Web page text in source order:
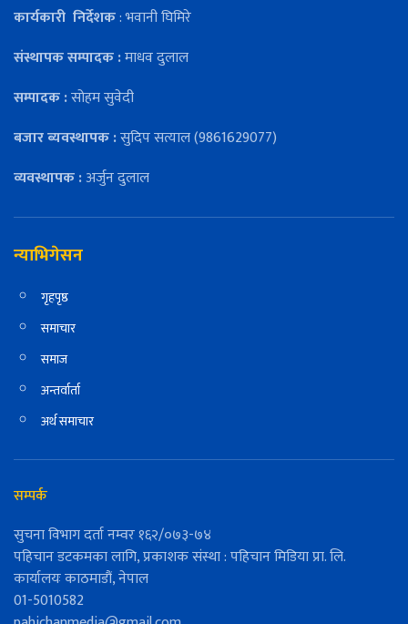
कार्यकारी निर्देशक: भवानी घिमिरे
संस्थापक सम्पादक :माधव दुलाल
सम्पादक :सोहम सुवेदी
बजार ब्यवस्थापक :सुदिप सत्याल (9861629077)
व्यवस्थापक :अर्जुन दुलाल
न्याभिगेसन
गृहपृष्ठ
समाचार
समाज
अन्तर्वार्ता
अर्थ समाचार
सम्पर्क
सुचना विभाग दर्ता नम्वर १६२/०७३-७४
पहिचान डटकमका लागि, प्रकाशक संस्था : पहिचान मिडिया प्रा. लि.
कार्यालयः काठमाडौं, नेपाल
01-5010582